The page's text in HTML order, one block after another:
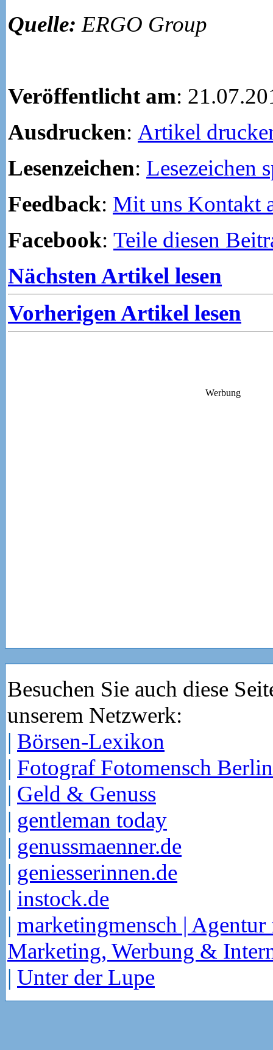
Quelle: ERGO Group
Veröffentlicht am:
Ausdrucken: Artikel
Lesenzeichen: Lesezeichen
Feedback: Mit uns Kontakt
Facebook: Teile diesen
Nächsten Artikel lesen
Vorherigen Artikel lesen
Werbung
Besuchen Sie auch diese
unserem Netzwerk:
| Börsen-Lexikon
| Fotograf Fotomensch Berlin
| Geld & Genuss
| gentleman today
| genussmaenner.de
| geniesserinnen.de
| instock.de
| marketingmensch | Agentur
Marketing, Werbung &
| Unter der Lupe